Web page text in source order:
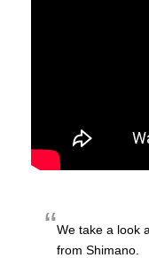
We take a look
from Shimano.